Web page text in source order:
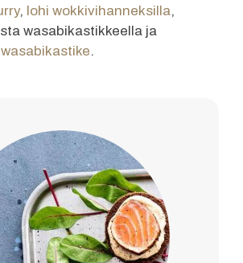
, lohi wokkivihanneksilla,
wasabikastikkeella ja
wasabikastike.